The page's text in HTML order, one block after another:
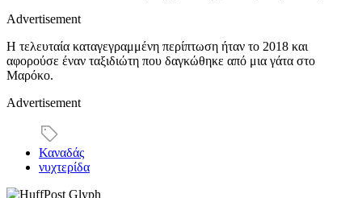
Advertisement
Η τελευταία καταγεγραμμένη περίπτωση ήταν το 2018 και
αφορούσε έναν ταξιδιώτη που δαγκώθηκε από μια γάτα στο
Μαρόκο.
Advertisement
Καναδάς
νυχτερίδα